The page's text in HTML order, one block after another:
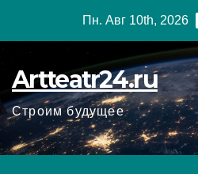
Пн. Авг 10th, 2026
Artteatr24.ru
Строим будущее